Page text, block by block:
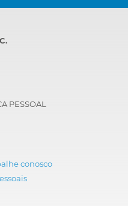
PESSOAL
conosco